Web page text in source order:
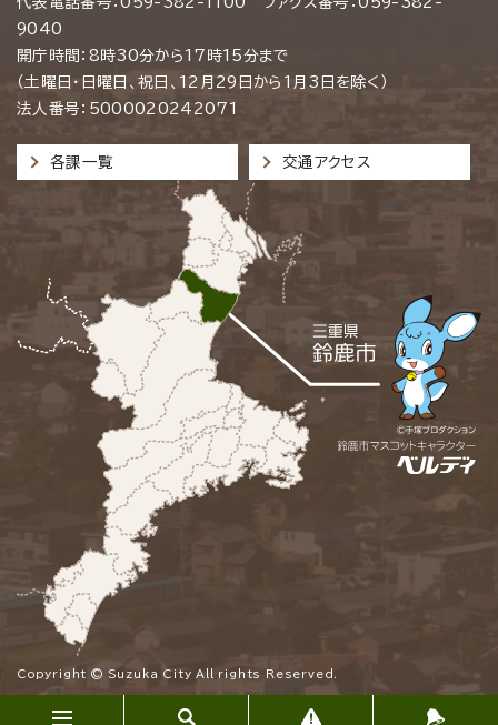
9040
開庁時間：8時30分から17時15分まで
（土曜日・日曜日、祝日、12月29日から1月3日を除く）
法人番号：5000020242071
各課一覧 交通アクセス
Copyright © Suzuka City All rights Reserved.